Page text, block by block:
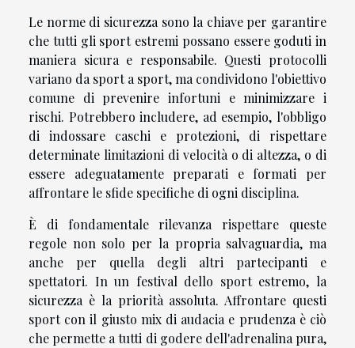
Le norme di sicurezza sono la chiave per garantire
che tutti gli sport estremi possano essere goduti in
maniera sicura e responsabile. Questi protocolli
variano da sport a sport, ma condividono l'obiettivo
comune di prevenire infortuni e minimizzare i
rischi. Potrebbero includere, ad esempio, l'obbligo
di indossare caschi e protezioni, di rispettare
determinate limitazioni di velocità o di altezza, o di
essere adeguatamente preparati e formati per
affrontare le sfide specifiche di ogni disciplina.
È di fondamentale rilevanza rispettare queste
regole non solo per la propria salvaguardia, ma
anche per quella degli altri partecipanti e
spettatori. In un festival dello sport estremo, la
sicurezza è la priorità assoluta. Affrontare questi
sport con il giusto mix di audacia e prudenza è ciò
che permette a tutti di godere dell'adrenalina pura,